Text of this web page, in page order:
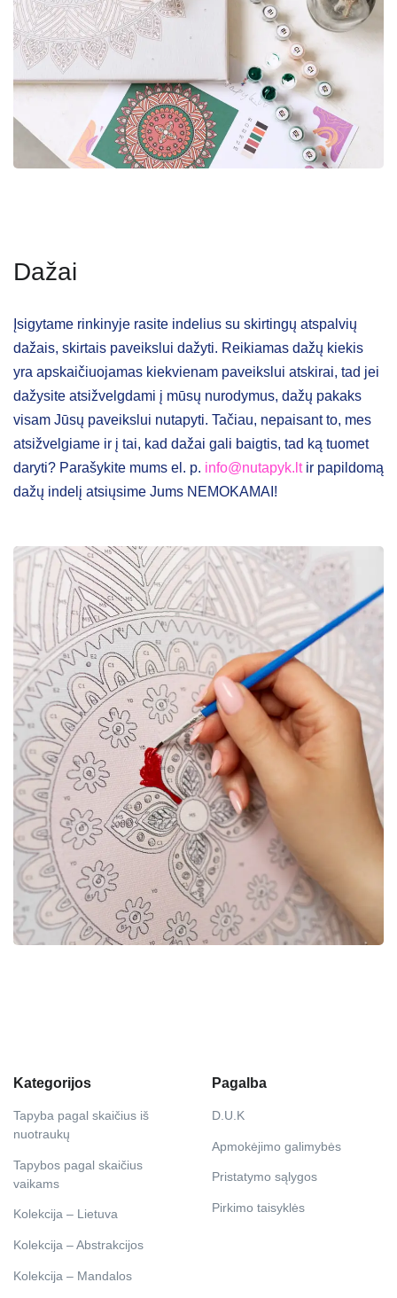
Dažai
Įsigytame rinkinyje rasite indelius su skirtingų atspalvių
dažais, skirtais paveikslui dažyti. Reikiamas dažų kiekis
yra apskaičiuojamas kiekvienam paveikslui atskirai, tad jei
dažysite atsižvelgdami į mūsų nurodymus, dažų pakaks
visam Jūsų paveikslui nutapyti. Tačiau, nepaisant to, mes
atsižvelgiame ir į tai, kad dažai gali baigtis, tad ką tuomet
daryti? Parašykite mums el. p. info@nutapyk.ltir papildomą
dažų indelį atsiųsime Jums NEMOKAMAI!
Kategorijos
Tapyba pagal skaičius iš
nuotraukų
Tapybos pagal skaičius
vaikams
Kolekcija – Lietuva
Kolekcija – Abstrakcijos
Kolekcija – Mandalos
Pagalba
D.U.K
Apmokėjimo galimybės
Pristatymo sąlygos
Pirkimo taisyklės